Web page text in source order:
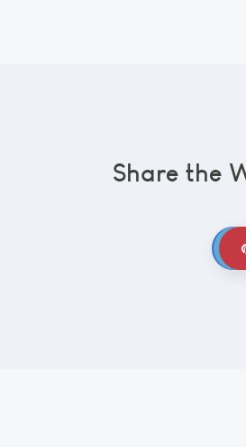
Share the